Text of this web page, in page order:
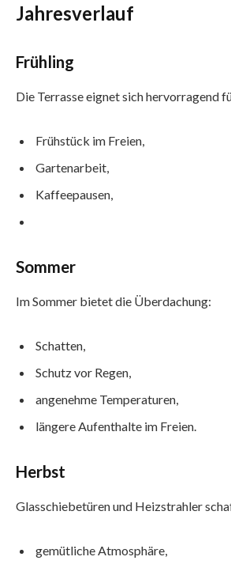
Jahresverlauf
Frühling
Die Terrasse eignet sich hervorragend
Frühstück im Freien,
Gartenarbeit,
Kaffeepausen,
Sommer
Im Sommer bietet die Überdachung:
Schatten,
Schutz vor Regen,
angenehme Temperaturen,
längere Aufenthalte im Freien.
Herbst
Glasschiebetüren und Heizstrahler
gemütliche Atmosphäre,